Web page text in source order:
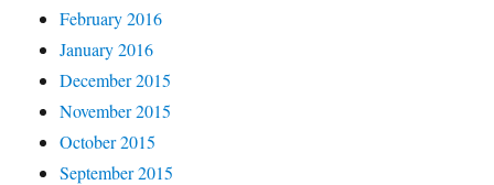
February 2016
January 2016
December 2015
November 2015
October 2015
September 2015